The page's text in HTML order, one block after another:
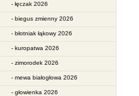
- łęczak 2026
- biegus zmienny 2026
- błotniak łąkowy 2026
- kuropatwa 2026
- zimorodek 2026
- mewa białogłowa 2026
- głowienka 2026